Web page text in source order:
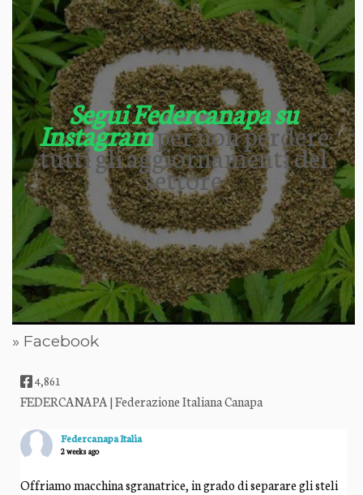
Segui Federcanapa su
Instagramper non perdere
tutti gli aggiornamenti del
settore
» Facebook
4,861
FEDERCANAPA | Federazione Italiana Canapa
Federcanapa Italia
2 weeks ago
Offriamo macchina sgranatrice, in grado di separare gli steli